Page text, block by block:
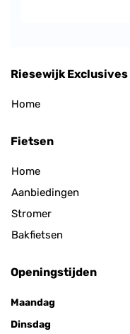
Riesewijk Exclusives
Home
Fietsen
Home
Aanbiedingen
Stromer
Bakfietsen
Openingstijden
Maandag
Dinsdag